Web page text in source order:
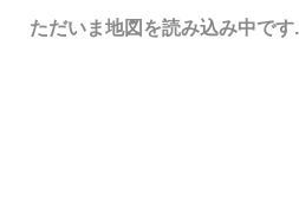
ただいま地図を読み込み中です